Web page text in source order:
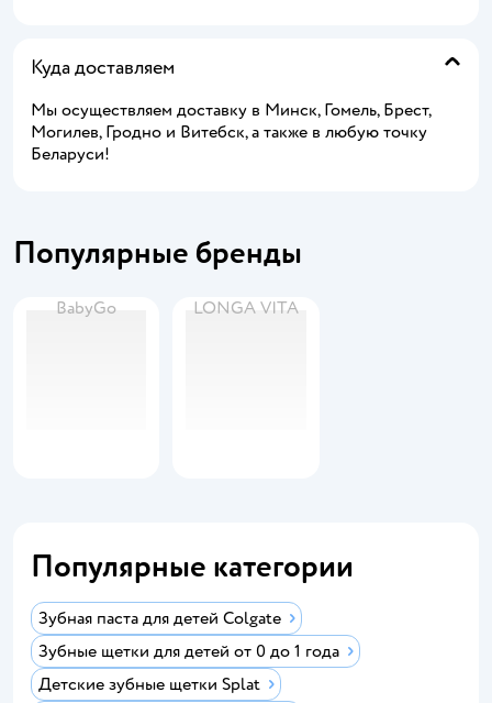
Куда доставляем
Мы осуществляем доставку в Минск, Гомель, Брест,
Могилев, Гродно и Витебск, а также в любую точку
Беларуси!
Популярные бренды
BabyGo LONGA VITA
Популярные категории
Зубная паста для детей Colgate
Зубные щетки для детей от 0 до 1 года
Детские зубные щетки Splat